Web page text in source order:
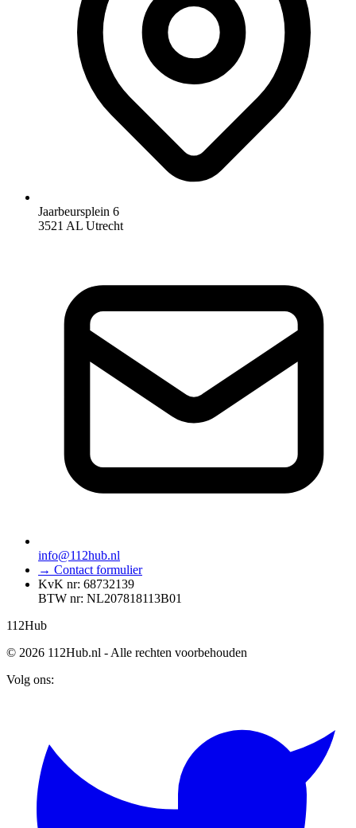
Jaarbeursplein 6
3521 AL Utrecht
info@112hub.nl
→ Contact formulier
KvK nr: 68732139
BTW nr: NL207818113B01
112Hub
© 2026 112Hub.nl - Alle rechten voorbehouden
Volg ons: